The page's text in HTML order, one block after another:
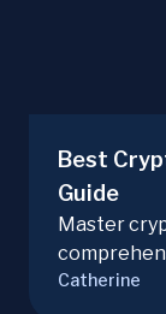
Best
Guide
Master
Catherine